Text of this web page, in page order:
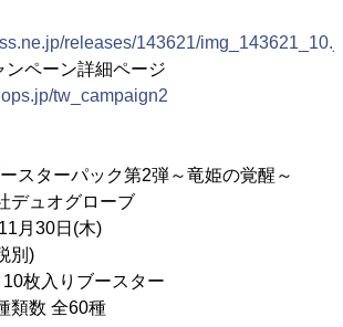
releases/143621/
ペーン詳細ページ
tw_campaign2
スターパック第2弾～竜姫の覚醒～
デュオグローブ
月30日(木)
別)
枚入りブースター
全60種